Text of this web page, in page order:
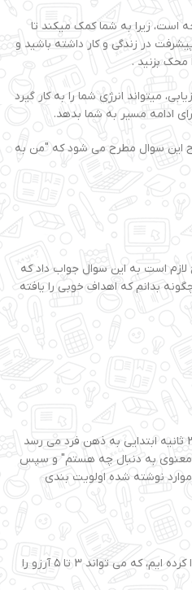
است، زیرا به شما کمک میکند تا
در زندگی و کار داشته باشید و
محک بزنید .
میتواند انرژی شما را به کار گیرد
ادامه مسیر به شما بدهد.
این سوال مطرح می شود که "من به
است به این سوال جواب داد که
بدانم که اهداف خوبی را یافته
نوشتن تمام مواردی که در مدت 3۲ ثانیه ابتدایی به ذهن فرد می رسد
معنوی به دنبال چه هستم" و سپس
نوشته شده اولویت بندی
تصور میکنیم که چراغ جادویی پیدا کرده ایم، که می تواند 3 تا ۵ آرزو را